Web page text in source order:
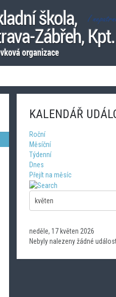
KALENDÁŘ
Roční
Měsíční
Týdenní
Dnes
Přejít na měsíc
neděle, 17 květen 2026
Nebyly nalezeny žádné